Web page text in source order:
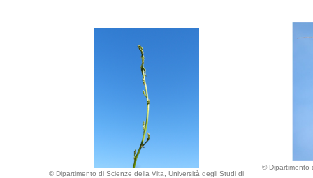
© Dipartimento di Scienze della Vita, Università degli Studi di
© Dipartimento